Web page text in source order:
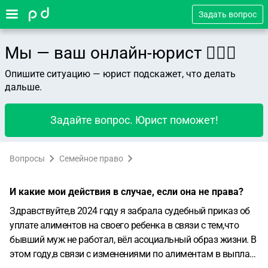
Задать вопрос
Мы — ваш онлайн-юрист 👨🏻‍⚖️
Опишите ситуацию — юрист подскажет, что делать
дальше.
Задайте вопрос. Юрист поможет!
Вопросы Семейное право
И какие мои действия в случае, если она не права?
Здравствуйте,в 2024 году я забрала судебный приказ об
уплате алиментов на своего ребенка в связи с тем,что
бывший муж не работал, вёл асоциальный образ жизни. В
этом году,в связи с изменениями по алиментам в выплате